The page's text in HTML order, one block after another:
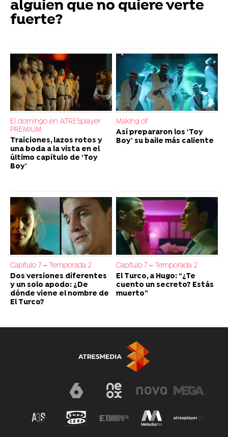
alguien que no quiere verte
fuerte?
El domingo en ATRESplayer
PREMIUM
Traiciones, lazos rotos y
una boda a la vista en el
último capítulo de ‘Toy
Boy’
Making of
Así prepararon los ‘Toy
Boy’ su baile más caliente
Capítulo 7 – Temporada 2
Dos versiones diferentes
y un solo apodo: ¿De
dónde viene el nombre de
El Turco?
Capítulo 7 – Temporada 2
El Turco, a Hugo: “¿Te
cuento un secreto? Estás
muerto”